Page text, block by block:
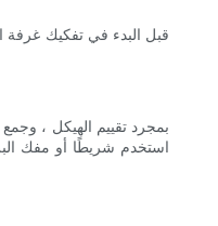
قبل البدء في تفكيك غرفة
بمجرد تقييم الهيكل ،
استخدم شريطًا أو مفك